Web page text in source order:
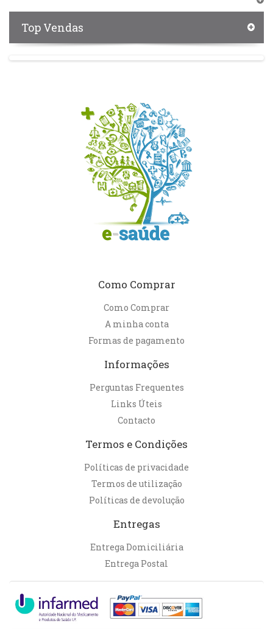
Top Vendas
Como Comprar
Como Comprar
A minha conta
Formas de pagamento
Informações
Perguntas Frequentes
Links Úteis
Contacto
Termos e Condições
Políticas de privacidade
Termos de utilização
Políticas de devolução
Entregas
Entrega Domiciliária
Entrega Postal